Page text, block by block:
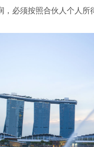
必须按照合伙人个人所